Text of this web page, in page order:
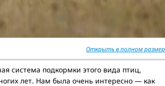
Открыть в полном
система подкормки этого вида птиц,
лет. Нам была очень интересно — как